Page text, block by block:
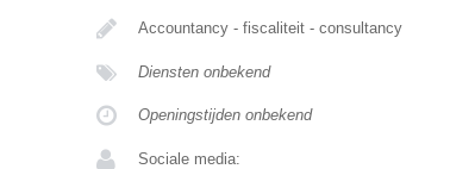
Accountancy - fiscaliteit - consultancy
Diensten onbekend
Openingstijden onbekend
Sociale media: